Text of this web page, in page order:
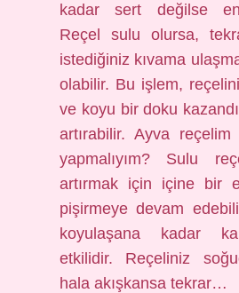
kadar sert değilse
Reçel sulu olursa,
istediğiniz kıvama
olabilir. Bu işlem,
ve koyu bir doku
artırabilir. Ayva
yapmalıyım? Sulu
artırmak için içine bir
pişirmeye devam
koyulaşana kadar
etkilidir. Reçeliniz
hala akışkansa tekrar…